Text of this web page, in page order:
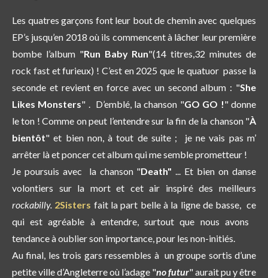
Les quatres garçons font leur bout de chemin avec quelques
EP’s jusqu’en 2018 où ils commencent à lâcher leur première
bombe l’album "Run Baby Run"(14 titres,32 minutes de
rock fast et furieux) ! C’est en 2025 que le quatuor passe la
seconde et revient en force avec un second album : "She
Likes Monsters" . D’emblé, la chanson "GO GO !" donne
le ton ! Comme on peut l’entendre sur la fin de la chanson "À
bientôt" et bien non, à tout de suite ; je ne vais pas m’
arrêter là et poncer cet album qui me semble prometteur !
Je poursuis avec la chanson "Death" ... Et bien on danse
volontiers sur la mort et cet air inspiré des meilleurs
rockabilly. 2Sisters fait la part belle à la ligne de basse, ce
qui est agréable à entendre, surtout que nous avons
tendance à oublier son importance, pour les non-initiés.
Au final, les trois gars ressembles à un groupe sortis d’une
petite ville d’Angleterre où l’adage "no futur" aurait pu y être